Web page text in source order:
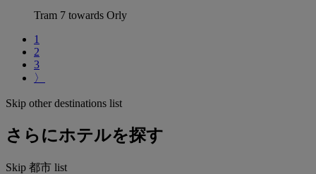
Tram 7 towards Orly
1
2
3
〉
Skip other destinations list
さらにホテルを探す
Skip 都市 list